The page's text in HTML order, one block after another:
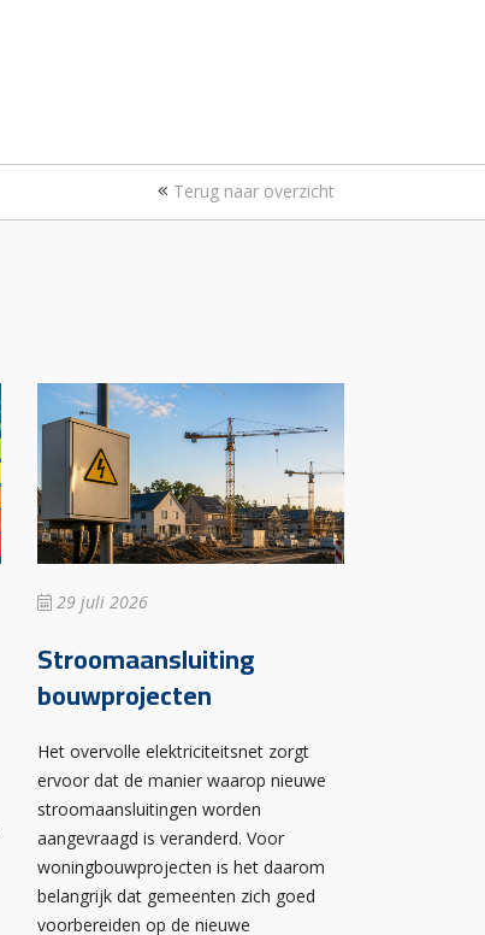
Terug naar overzicht
29 juli 2026
Stroomaansluiting
bouwprojecten
Het overvolle elektriciteitsnet zorgt
ervoor dat de manier waarop nieuwe
stroomaansluitingen worden
aangevraagd is veranderd. Voor
woningbouwprojecten is het daarom
belangrijk dat gemeenten zich goed
voorbereiden op de nieuwe